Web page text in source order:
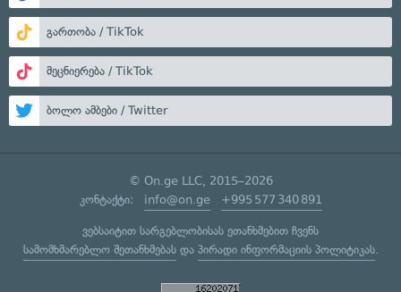
გართობა / TikTok
მეცნიერება / TikTok
ბოლო ამბები / Twitter
© On.ge LLC, 2015–2026
კონტაქტი: info@on.ge +995 577 340 891
ვებსაიტით სარგებლობისას ეთანხმებით ჩვენს
სამომხმარებლო შეთანხმებასდა პირადი ინფორმაციის პოლიტიკას.